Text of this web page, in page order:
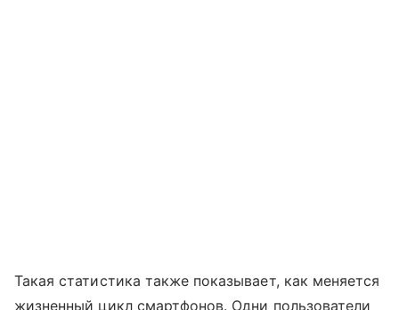
Такая статистика также показывает, как меняется
жизненный цикл смартфонов. Одни пользователи